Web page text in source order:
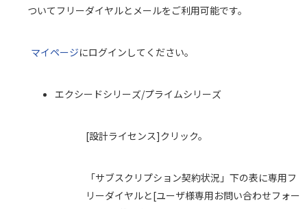
ついてフリーダイヤルとメールをご利用可能です。
マイページにログインしてください。
エクシードシリーズ/プライムシリーズ
[設計ライセンス]クリック。
「サブスクリプション契約状況」下の表に専用フ
リーダイヤルと[ユーザ様専用お問い合わせフォー